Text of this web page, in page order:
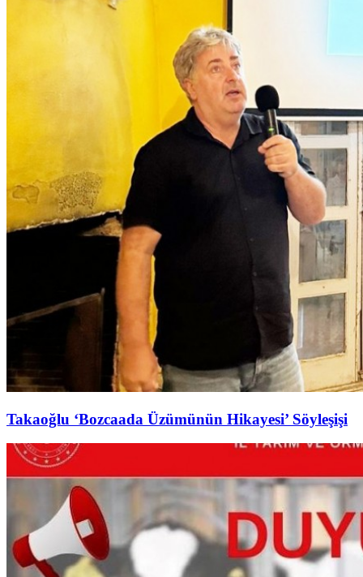
Takaoğlu ‘Bozcaada Üzümünün Hikayesi’ Söyleşişi